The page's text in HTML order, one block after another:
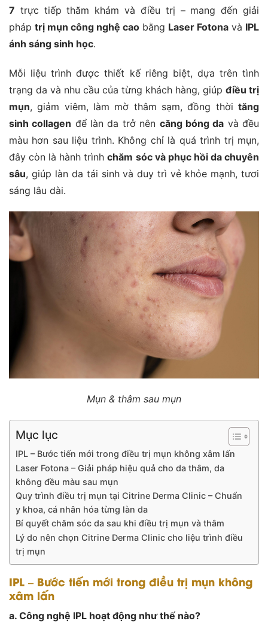
7 trực tiếp thăm khám và điều trị – mang đến giải
pháp trị mụn công nghệ cao bằng Laser Fotona và IPL
ánh sáng sinh học.
Mỗi liệu trình được thiết kế riêng biệt, dựa trên tình
trạng da và nhu cầu của từng khách hàng, giúp điều trị
mụn, giảm viêm, làm mờ thâm sạm, đồng thời tăng
sinh collagen để làn da trở nên căng bóng da và đều
màu hơn sau liệu trình. Không chỉ là quá trình trị mụn,
đây còn là hành trìnhchăm sóc và phục hồi da chuyên
sâu, giúp làn da tái sinh và duy trì vẻ khỏe mạnh, tươi
sáng lâu dài.
Mụn & thâm sau mụn
Mục lục
IPL – Bước tiến mới trong điều trị mụn không xâm lấn
Laser Fotona – Giải pháp hiệu quả cho da thâm, da
không đều màu sau mụn
Quy trình điều trị mụn tại Citrine Derma Clinic – Chuẩn
y khoa, cá nhân hóa từng làn da
Bí quyết chăm sóc da sau khi điều trị mụn và thâm
Lý do nên chọn Citrine Derma Clinic cho liệu trình điều
trị mụn
IPL – Bước tiến mới trong điều trị mụn không
xâm lấn
a. Công nghệ IPL hoạt động như thế nào?